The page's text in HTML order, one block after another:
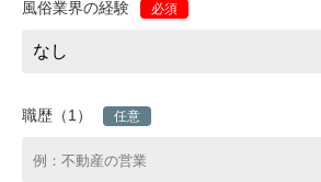
風俗業界の経験 必須
職歴（1） 任意